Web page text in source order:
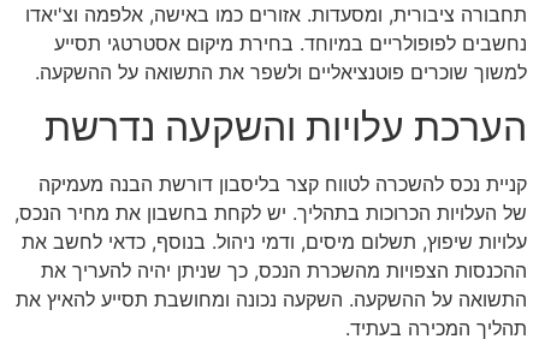
תחבורה ציבורית, ומסעדות. אזורים כמו באישה, אלפמה וצ'יאדו
נחשבים לפופולריים במיוחד. בחירת מיקום אסטרטגי תסייע
למשוך שוכרים פוטנציאליים ולשפר את התשואה על ההשקעה.
הערכת עלויות והשקעה נדרשת
קניית נכס להשכרה לטווח קצר בליסבון דורשת הבנה מעמיקה
של העלויות הכרוכות בתהליך. יש לקחת בחשבון את מחיר הנכס,
עלויות שיפוץ, תשלום מיסים, ודמי ניהול. בנוסף, כדאי לחשב את
ההכנסות הצפויות מהשכרת הנכס, כך שניתן יהיה להעריך את
התשואה על ההשקעה. השקעה נכונה ומחושבת תסייע להאיץ את
תהליך המכירה בעתיד.